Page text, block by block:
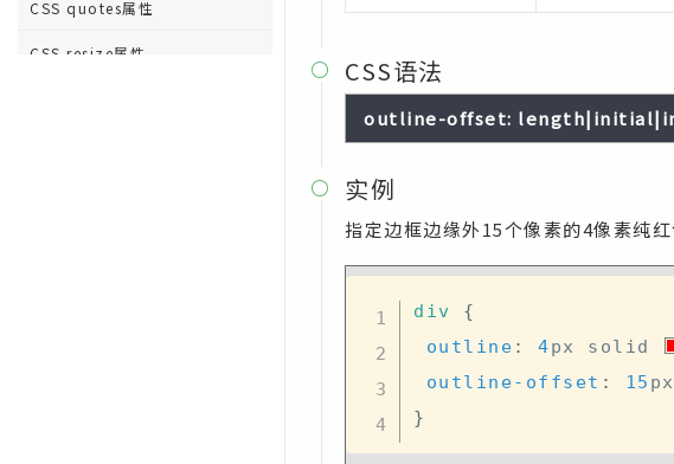
CSS quotes属性
CSS resize属性
 CSS语法
outline-offset:
 实例
指定边框边缘外15个像素的4像素纯红
div
{
outline : 4px solid
outline-offset : 15 px
}